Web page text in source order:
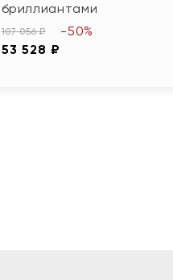
бриллиантами
107 056 ₽
53 528 ₽
-50%